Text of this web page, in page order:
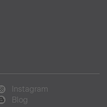
Instagram
Blog